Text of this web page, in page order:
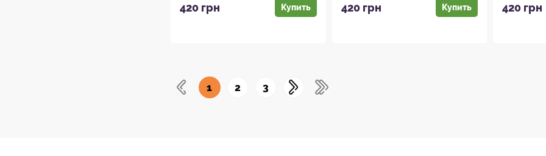
420 грн Купить 420 грн Купить 420 грн
1 2 3